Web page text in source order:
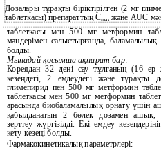
Дозалары тұрақты біріктірілген (2 мг
таблеткасы) препараттың Cmax және AUC
таблеткасы мен 500 мг метформин
мәндерімен салыстырғанда,
болды.
Мынадай қосымша ақпарат бар:
Кореядан 32 дені сау тұлғаның (16
кезеңдегі, 2 емдеудегі және тұрақты
глимепирид пен 500 мг метформин
таблеткасы мен 500 мг метформин
арасында биобаламалылық орнату үшін
қабылданатын 2 бөлек дозамен ашық,
зерттеу жүргізілді. Екі емдеу
кету кезеңі болды.
Фармакокинетикалық параметрлері: